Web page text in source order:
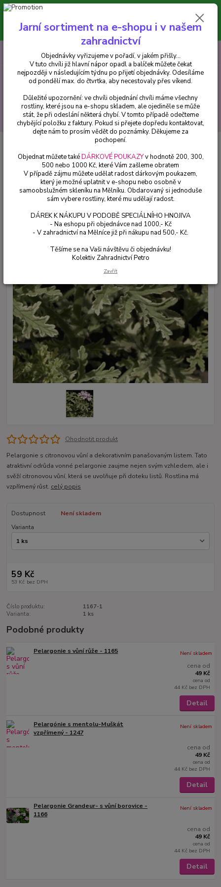
Minimální hodnota pro odeslání z e-shopu je 300 Kč.
V tuto chvíli již hlavní nápor objednávek opadl a balíček můžete čekat
nejpozději v následujícím týdnu po přijetí objednávky. Objednávky
vyřizujeme v pořadí, v jakém přišly...
Menu
CZK
Hledat
+420 602 223 614
Lady Playmouth - 1 ks
Lady Playmouth - 1 ks
Ohodnotit produkt
Pelargonie s citronovou vůní a dekorativním panašovaným listem. Tato
atraktivní odrůda vonné pelargonie zaujme nejen svým vzhledem, ale i
svěží citronovou vůní, která se uvolňuje při doteku listů. Rostlina má
vzpřímený růst. celý popis
Dostupnost
Není skladem
Varianta
59 Kč
53 Kč bez DPH
Číslo produktu:
1167-1
Varianta:
1 ks
Podobné produkty
Pelargonie s vůní růže - 1165
cena od
49 Kč
cena od
44 Kč bez DPH
Není skladem
Detail
Pelargónie s mentolu-Muškát
vzpřímený - 1247
cena od
49 Kč
cena od
44 Kč bez DPH
Není skladem
Detail
Pelargonie Grandeur- s vůní borovice -
1166
cena od
49 Kč
cena od
44 Kč bez DPH
Není skladem
Detail
Jarní sortiment na e-shopu i v našem
zahradnictví
Objednávky vyřizujeme v pořadí, v jakém přišly...
V tuto chvíli již hlavní nápor opadl a balíček můžete čekat
nejpozději v následujícím týdnu po přijetí objednávky. Odesíláme
od pondělí max. do čtvrtka, aby necestovaly přes víkend.
Důležité upozornění: ve chvíli objednání chvíli máme všechny
rostliny, které jsou na e-shopu skladem, ale ojediněle se může
stát, že při odeslání některá chybí. V tomto případě odečteme
chybějící položku z faktury. Pokud si přejete dopředu kontaktovat,
dejte nám to prosím vědět do poznámky. Děkujeme za
pochopení.
Objednat můžete takéDÁRKOVÉ POUKAZYv hodnotě 200, 300,
500 nebo 1000 Kč, které Vám zašleme obratem
V případě zájmu můžete udělat radost dárkovým poukazem,
který je možné uplatnit v e-shopu nebo osobně v
samoobslužném skleníku na Mělníku. Obdarovaný si jednoduše
sám vybere rostliny, které mu udělají radost.
DÁREK K NÁKUPU V PODOBĚ SPECIÁLNÍHO HNOJIVA
- Na eshopu při objednávce nad 1000,- Kč
- V zahradnictví na Mělníce již při nákupu nad 500,- Kč.
Těšíme se na Vaši návštěvu či objednávku!
Kolektiv Zahradnictví Petro
Zavřít